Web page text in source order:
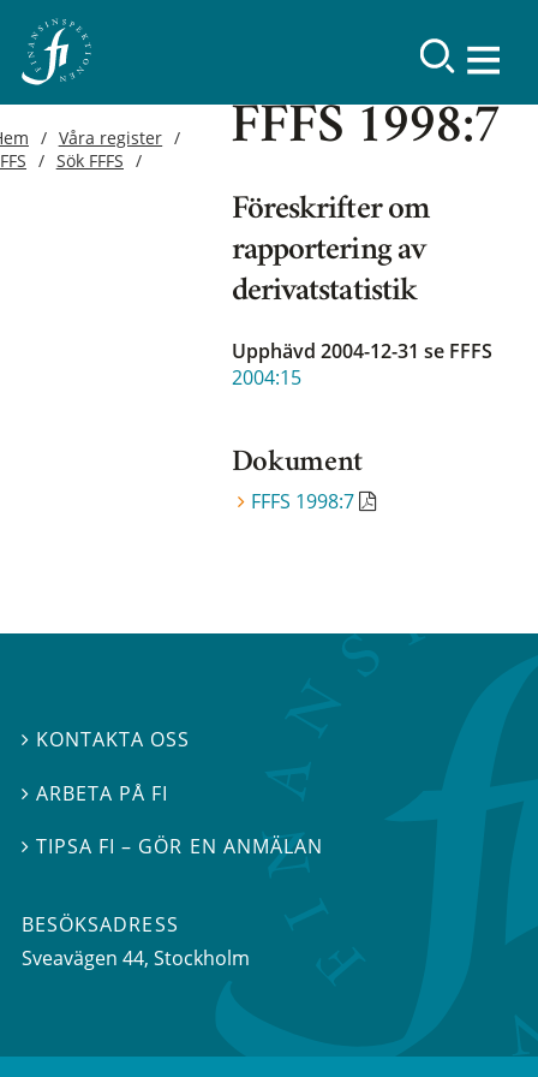
Våra register
Sök FFFS
FFFS 1998:7
Föreskrifter om
rapportering av
derivatstatistik
Upphävd 2004-12-31 se FFFS
2004:15
Dokument
FFFS 1998:7
 KONTAKTA OSS
 ARBETA PÅ FI
TIPSA FI – GÖR EN ANMÄLAN
BESÖKSADRESS
Sveavägen 44, Stockholm